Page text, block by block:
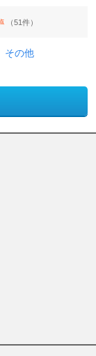
（51件）
その他